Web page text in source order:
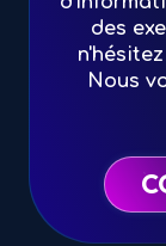
des
Nous